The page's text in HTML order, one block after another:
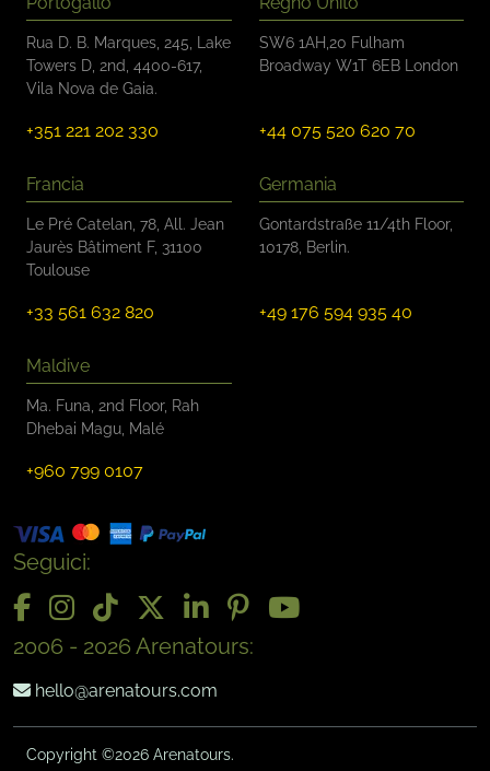
Rua D. B. Marques, 245, Lake
Towers D, 2nd, 4400-617,
Vila Nova de Gaia.
+351 221 202 330
SW6 1AH,20 Fulham
Broadway W1T 6EB London
+44 075 520 620 70
Francia
Le Pré Catelan, 78, All. Jean
Jaurès Bâtiment F, 31100
Toulouse
+33 561 632 820
Germania
Gontardstraße 11/4th Floor,
10178, Berlin.
+49 176 594 935 40
Maldive
Ma. Funa, 2nd Floor, Rah
Dhebai Magu, Malé
+960 799 0107
Seguici:
2006 - 2026 Arenatours:
hello@arenatours.com
Copyright ©2026 Arenatours.